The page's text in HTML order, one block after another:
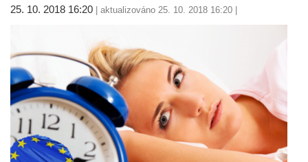
25. 10. 2018 16:20 | aktualizováno 25. 10. 2018 16:20 |